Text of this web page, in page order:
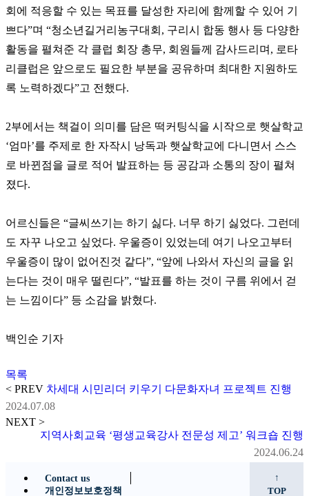
회에 적응할 수 있는 목표를 달성한 자리에 함께할 수 있어 기
쁘다”며 “청소년길거리농구대회, 구리시 합동 행사 등 다양한
활동을 펼쳐준 각 클럽 회장 총무, 회원들께 감사드리며, 로타
리클럽은 앞으로도 필요한 부분을 공유하며 최대한 지원하도
록 노력하겠다”고 전했다.
2부에서는 책걸이 의미를 담은 떡커팅식을 시작으로 햇살학교
‘엄마’를 주제로 한 자작시 낭독과 햇살학교에 다니면서 스스
로 바뀐점을 글로 적어 발표하는 등 공감과 소통의 장이 펼쳐
졌다.
어르신들은 “글씨쓰기는 하기 싫다. 너무 하기 싫었다. 그런데
도 자꾸 나오고 싶었다. 우울증이 있었는데 여기 나오고부터
우울증이 많이 없어진것 같다”, “앞에 나와서 자신의 글을 읽
는다는 것이 매우 떨린다”, “발표를 하는 것이 구름 위에서 걷
는 느낌이다” 등 소감을 밝혔다.
백인순 기자
목록
< PREV 차세대 시민리더 키우기 다문화자녀 프로젝트 진행
2024.07.08
NEXT >
지역사회교육 ‘평생교육강사 전문성 제고’ 워크숍 진행
2024.06.24
Contact us
개인정보보호정책
↑
TOP